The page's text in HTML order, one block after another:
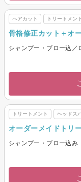
ヘアカット トリートメント
骨格修正カット＋オ
シャンプー・ブロー込／
トリートメント ヘッドス
オーダーメイドトリ
シャンプー・ブロー込み